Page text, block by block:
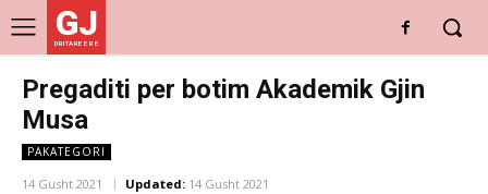
GJ
DRITARE E RE
Pregaditi per botim Akademik Gjin
Musa
PAKATEGORI
14 Gusht 2021 Updated: 14 Gusht 2021